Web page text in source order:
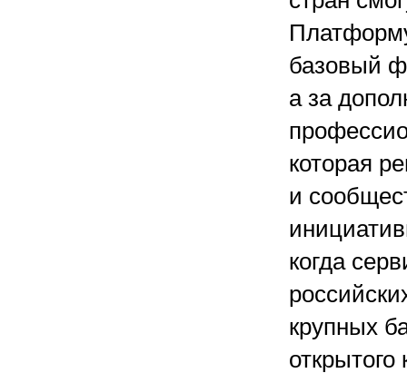
базовый
а за
которая
и
когда
крупных